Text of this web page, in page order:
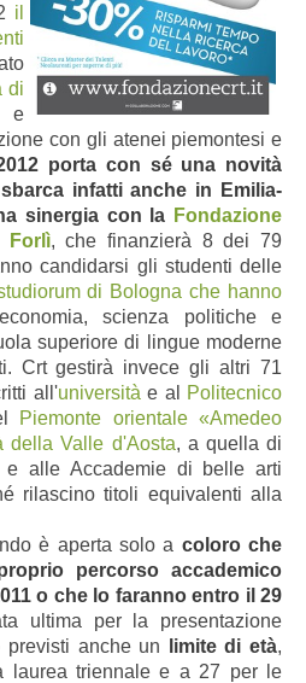
il
di
con gli atenei piemontesi e
porta con sé una novità
infatti anche in Emilia-
sinergia con la Fondazione
Forlì, che finanzierà 8 dei 79
candidarsi gli studenti delle
di Bologna che hanno
scienza politiche e
superiore di lingue moderne
Crt gestirà invece gli altri 71
all'università e al
Politecnico
Piemonte orientale «Amedeo
della Valle d'Aosta, a quella di
alle Accademie di belle arti
rilascino titoli equivalenti alla
è aperta solo a coloro che
percorso accademico
o che lo faranno entro il 29
ultima per la presentazione
previsti anche un
limite di età,
laurea triennale e a 27 per le